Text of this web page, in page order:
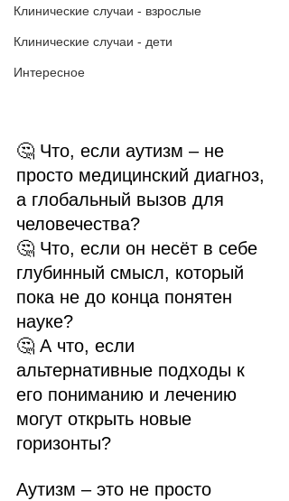
Клинические случаи - взрослые
Клинические случаи - дети
Интересное
🤔 Что, если аутизм – не
просто медицинский диагноз,
а глобальный вызов для
человечества?
🤔 Что, если он несёт в себе
глубинный смысл, который
пока не до конца понятен
науке?
🤔 А что, если
альтернативные подходы к
его пониманию и лечению
могут открыть новые
горизонты?
Аутизм – это не просто